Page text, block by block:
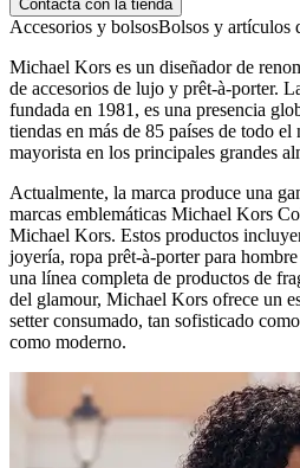
Contacta con la tienda
Accesorios y bolsosBolsos y artículos
Michael Kors es un diseñador de
de accesorios de lujo y prêt-à-porter.
fundada en 1981, es una presencia
tiendas en más de 85 países de todo
mayorista en los principales grandes
Actualmente, la marca produce una
marcas emblemáticas Michael Kors
Michael Kors. Estos productos
joyería, ropa prêt-à-porter para
una línea completa de productos de
del glamour, Michael Kors ofrece un
setter consumado, tan sofisticado
como moderno.